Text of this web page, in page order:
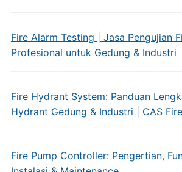
Fire Alarm Testing | Jasa Pengujian
Profesional untuk Gedung & Industri
Fire Hydrant System: Panduan
Hydrant Gedung & Industri | CAS
Fire Pump Controller: Pengertian,